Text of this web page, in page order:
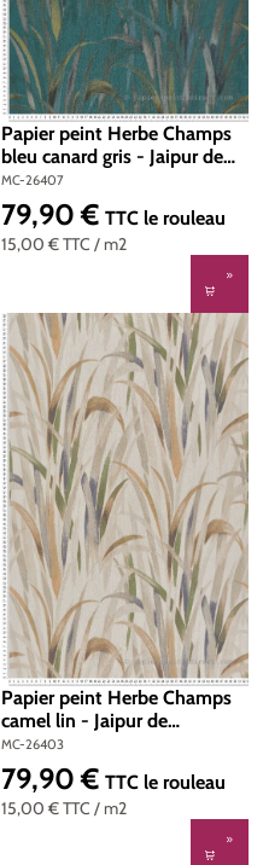
Papier peint Herbe Champs
bleu canard gris - Jaipur de
Montecolino | Réf. MC-26407
MC-26407
15,00 €TTC / m2
Prix régulier :
79,90 € TTC le rouleau
Papier peint Herbe Champs
camel lin - Jaipur de
Montecolino | Réf. MC-
26403
MC-26403
15,00 €TTC / m2
Prix régulier :
79,90 € TTC le rouleau